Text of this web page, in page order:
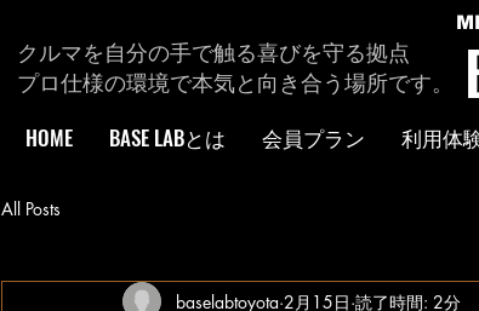
クルマを自分の手で触る喜びを守る拠点
プロ仕様の環境で本気と向き合う場所です。
HOME BASE LABとは 会員プラン 利用体
All Posts
baselabtoyota 2月15日 読了時間: 2分